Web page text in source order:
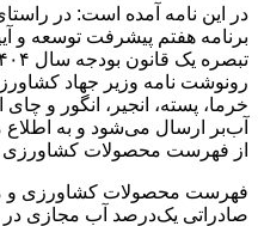
رونوشت نامه وزیر جهاد
خرما، پسته، انجیر، انگور و
آب‌بر ارسال می‌شود و به
از فهرست محصولات
فهرست محصولات کشاورزی و
صادراتی یک‌درصد آب مجازی در سال ۱۴۰۴